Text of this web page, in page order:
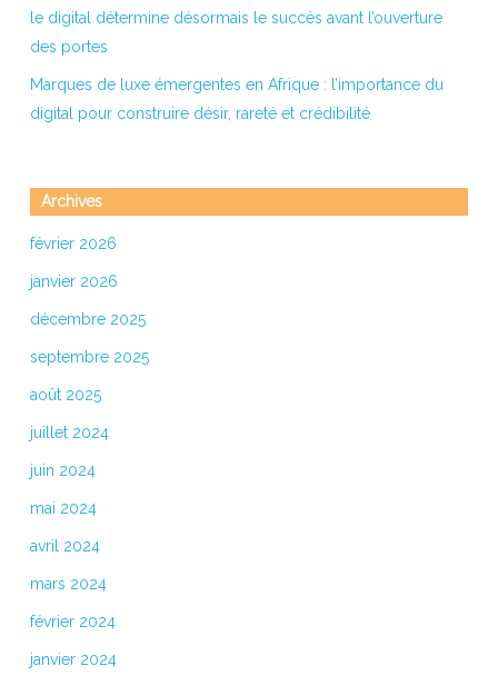
le digital détermine désormais le succès avant l’ouverture
des portes
Marques de luxe émergentes en Afrique : l’importance du
digital pour construire désir, rareté et crédibilité
Archives
février 2026
janvier 2026
décembre 2025
septembre 2025
août 2025
juillet 2024
juin 2024
mai 2024
avril 2024
mars 2024
février 2024
janvier 2024